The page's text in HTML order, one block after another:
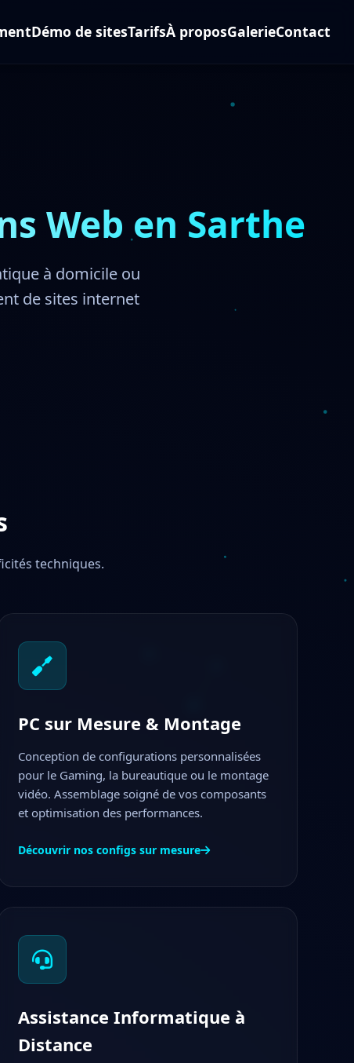
Démo de sitesTarifsÀ proposGalerieContact
Web en Sarthe
à domicile ou
de sites internet
techniques.
PC sur Mesure & Montage
Conception de configurations personnalisées
pour le Gaming, la bureautique ou le montage
vidéo. Assemblage soigné de vos composants
et optimisation des performances.
Découvrir nos configs sur mesure
Assistance Informatique à
Distance